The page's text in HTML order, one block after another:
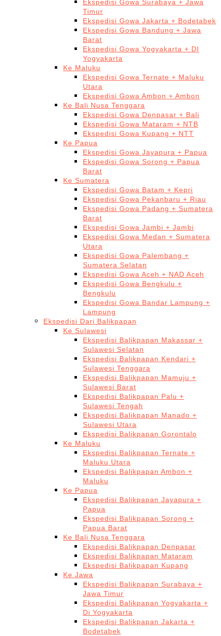
Ekspedisi Gowa Surabaya + Jawa
Timur
Ekspedisi Gowa Jakarta + Bodetabek
Ekspedisi Gowa Bandung + Jawa
Barat
Ekspedisi Gowa Yogyakarta + DI
Yogyakarta
Ke Maluku
Ekspedisi Gowa Ternate + Maluku
Utara
Ekspedisi Gowa Ambon + Ambon
Ke Bali Nusa Tenggara
Ekspedisi Gowa Denpasar + Bali
Ekspedisi Gowa Mataram + NTB
Ekspedisi Gowa Kupang + NTT
Ke Papua
Ekspedisi Gowa Jayapura + Papua
Ekspedisi Gowa Sorong + Papua
Barat
Ke Sumatera
Ekspedisi Gowa Batam + Kepri
Ekspedisi Gowa Pekanbaru + Riau
Ekspedisi Gowa Padang + Sumatera
Barat
Ekspedisi Gowa Jambi + Jambi
Ekspedisi Gowa Medan + Sumatera
Utara
Ekspedisi Gowa Palembang +
Sumatera Selatan
Ekspedisi Gowa Aceh + NAD Aceh
Ekspedisi Gowa Bengkulu +
Bengkulu
Ekspedisi Gowa Bandar Lampung +
Lampung
Ekspedisi Dari Balikpapan
Ke Sulawesi
Ekspedisi Balikpapan Makassar +
Sulawesi Selatan
Ekspedisi Balikpapan Kendari +
Sulawesi Tenggara
Ekspedisi Balikpapan Mamuju +
Sulawesi Barat
Ekspedisi Balikpapan Palu +
Sulawesi Tengah
Ekspedisi Balikpapan Manado +
Sulawesi Utara
Ekspedisi Balikpapan Gorontalo
Ke Maluku
Ekspedisi Balikpapan Ternate +
Maluku Utara
Ekspedisi Balikpapan Ambon +
Maluku
Ke Papua
Ekspedisi Balikpapan Jayapura +
Papua
Ekspedisi Balikpapan Sorong +
Papua Barat
Ke Bali Nusa Tenggara
Ekspedisi Balikpapan Denpasar
Ekspedisi Balikpapan Mataram
Ekspedisi Balikpapan Kupang
Ke Jawa
Ekspedisi Balikpapan Surabaya +
Jawa Timur
Ekspedisi Balikpapan Yogyakarta +
Di Yogyakarta
Ekspedisi Balikpapan Jakarta +
Bodetabek